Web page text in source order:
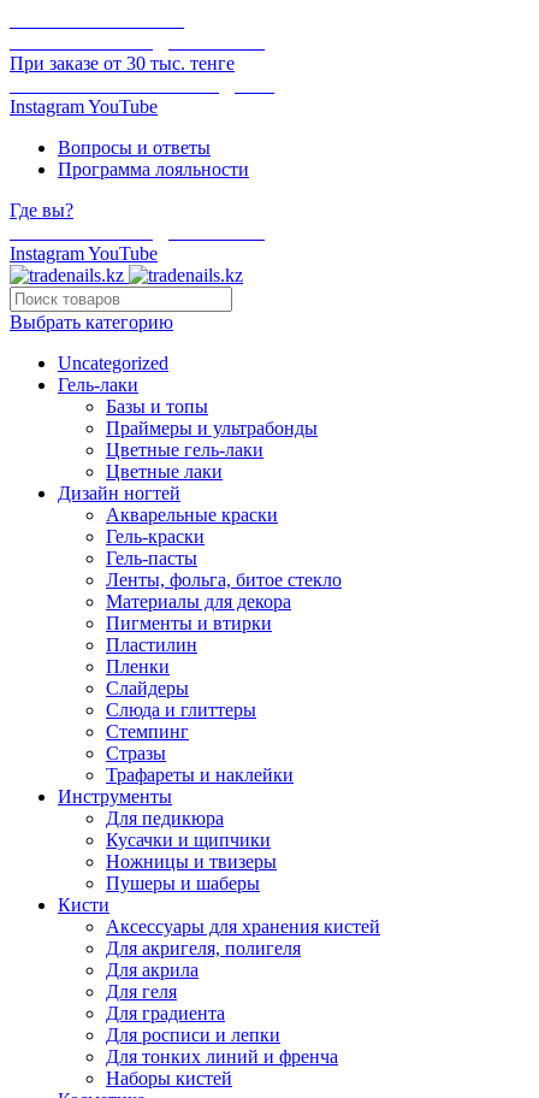
При заказе от 30 тыс. тенге
InstagramYouTube
Вопросы и ответы
Программа лояльности
Где вы?
InstagramYouTube
Выбрать категорию
Uncategorized
Гель-лаки
Базы и топы
Праймеры и ультрабонды
Цветные гель-лаки
Цветные лаки
Дизайн ногтей
Акварельные краски
Гель-краски
Гель-пасты
Ленты, фольга, битое стекло
Материалы для декора
Пигменты и втирки
Пластилин
Пленки
Слайдеры
Слюда и глиттеры
Стемпинг
Стразы
Трафареты и наклейки
Инструменты
Для педикюра
Кусачки и щипчики
Ножницы и твизеры
Пушеры и шаберы
Кисти
Аксессуары для хранения кистей
Для акригеля, полигеля
Для акрила
Для геля
Для градиента
Для росписи и лепки
Для тонких линий и френча
Наборы кистей